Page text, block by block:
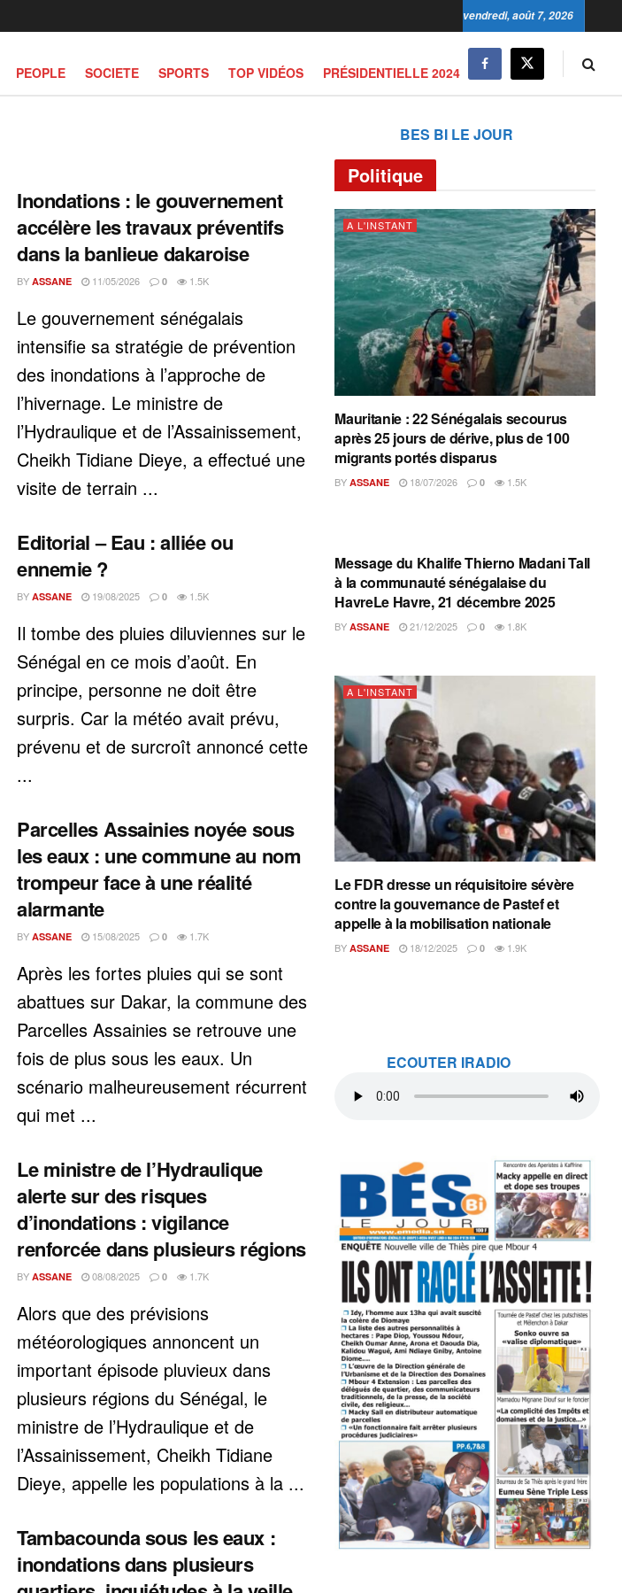
vendredi, août 7, 2026
PEOPLE SOCIETE SPORTS TOP VIDÉOS PRÉSIDENTIELLE 2024
Inondations : le gouvernement
accélère les travaux préventifs
dans la banlieue dakaroise
BY ASSANE 11/05/2026 0 1.5K
Le gouvernement sénégalais
intensifie sa stratégie de prévention
des inondations à l’approche de
l’hivernage. Le ministre de
l’Hydraulique et de l’Assainissement,
Cheikh Tidiane Dieye, a effectué une
visite de terrain ...
Editorial – Eau : alliée ou
ennemie ?
BY ASSANE 19/08/2025 0 1.5K
Il tombe des pluies diluviennes sur le
Sénégal en ce mois d’août. En
principe, personne ne doit être
surpris. Car la météo avait prévu,
prévenu et de surcroît annoncé cette
...
Parcelles Assainies noyée sous
les eaux : une commune au nom
trompeur face à une réalité
alarmante
BY ASSANE 15/08/2025 0 1.7K
Après les fortes pluies qui se sont
abattues sur Dakar, la commune des
Parcelles Assainies se retrouve une
fois de plus sous les eaux. Un
scénario malheureusement récurrent
qui met ...
Le ministre de l’Hydraulique
alerte sur des risques
d’inondations : vigilance
renforcée dans plusieurs régions
BY ASSANE 08/08/2025 0 1.7K
Alors que des prévisions
météorologiques annoncent un
important épisode pluvieux dans
plusieurs régions du Sénégal, le
ministre de l’Hydraulique et de
l’Assainissement, Cheikh Tidiane
Dieye, appelle les populations à la ...
Tambacounda sous les eaux :
inondations dans plusieurs
BES BI LE JOUR
Politique
A L'INSTANT
Mauritanie : 22 Sénégalais secourus
après 25 jours de dérive, plus de 100
migrants portés disparus
BY ASSANE 18/07/2026 0 1.5K
A L'INSTANT
Message du Khalife Thierno Madani Tall
à la communauté sénégalaise du
HavreLe Havre, 21 décembre 2025
BY ASSANE 21/12/2025 0 1.8K
A L'INSTANT
Le FDR dresse un réquisitoire sévère
contre la gouvernance de Pastef et
appelle à la mobilisation nationale
BY ASSANE 18/12/2025 0 1.9K
ECOUTER IRADIO